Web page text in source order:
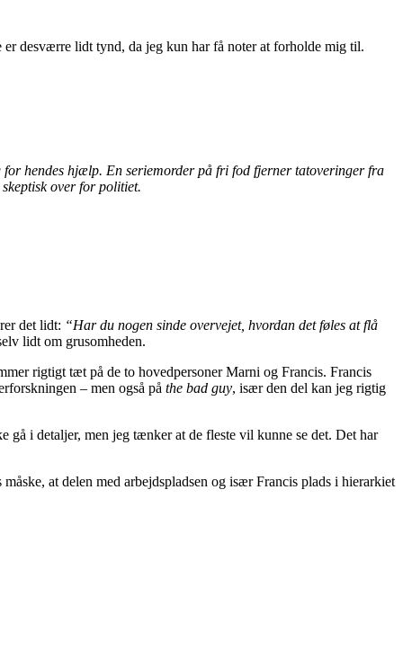
desværre lidt tynd, da jeg kun har få noter at forholde mig til.
hendes hjælp. En seriemorder på fri fod fjerner tatoveringer fra
over for politiet.
det lidt: “Har du nogen sinde overvejet, hvordan det føles at flå
lidt om grusomheden.
rigtigt tæt på de to hovedpersoner Marni og Francis. Francis
– men også på the bad guy, især den del kan jeg rigtig
i detaljer, men jeg tænker at de fleste vil kunne se det. Det har
at delen med arbejdspladsen og især Francis plads i hierarkiet